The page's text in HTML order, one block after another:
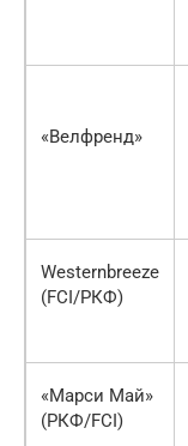
«Велфренд»
Westernbreeze
(FCI/РКФ)
«Марси Май»
(РКФ/FCI)